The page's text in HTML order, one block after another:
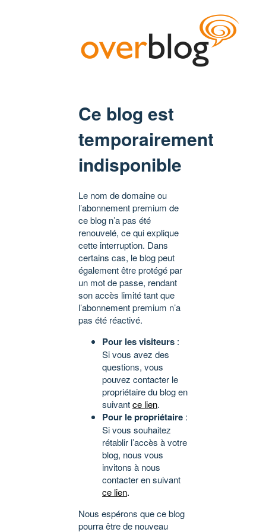
Ce blog est
temporairement
indisponible
Le nom de domaine ou
l’abonnement premium de
ce blog n’a pas été
renouvelé, ce qui explique
cette interruption. Dans
certains cas, le blog peut
également être protégé par
un mot de passe, rendant
son accès limité tant que
l’abonnement premium n’a
pas été réactivé.
Pour les visiteurs :
Si vous avez des
questions, vous
pouvez contacter le
propriétaire du blog en
suivantce lien.
Pour le propriétaire :
Si vous souhaitez
rétablir l’accès à votre
blog, nous vous
invitons à nous
contacter en suivant
ce lien.
Nous espérons que ce blog
pourra être de nouveau